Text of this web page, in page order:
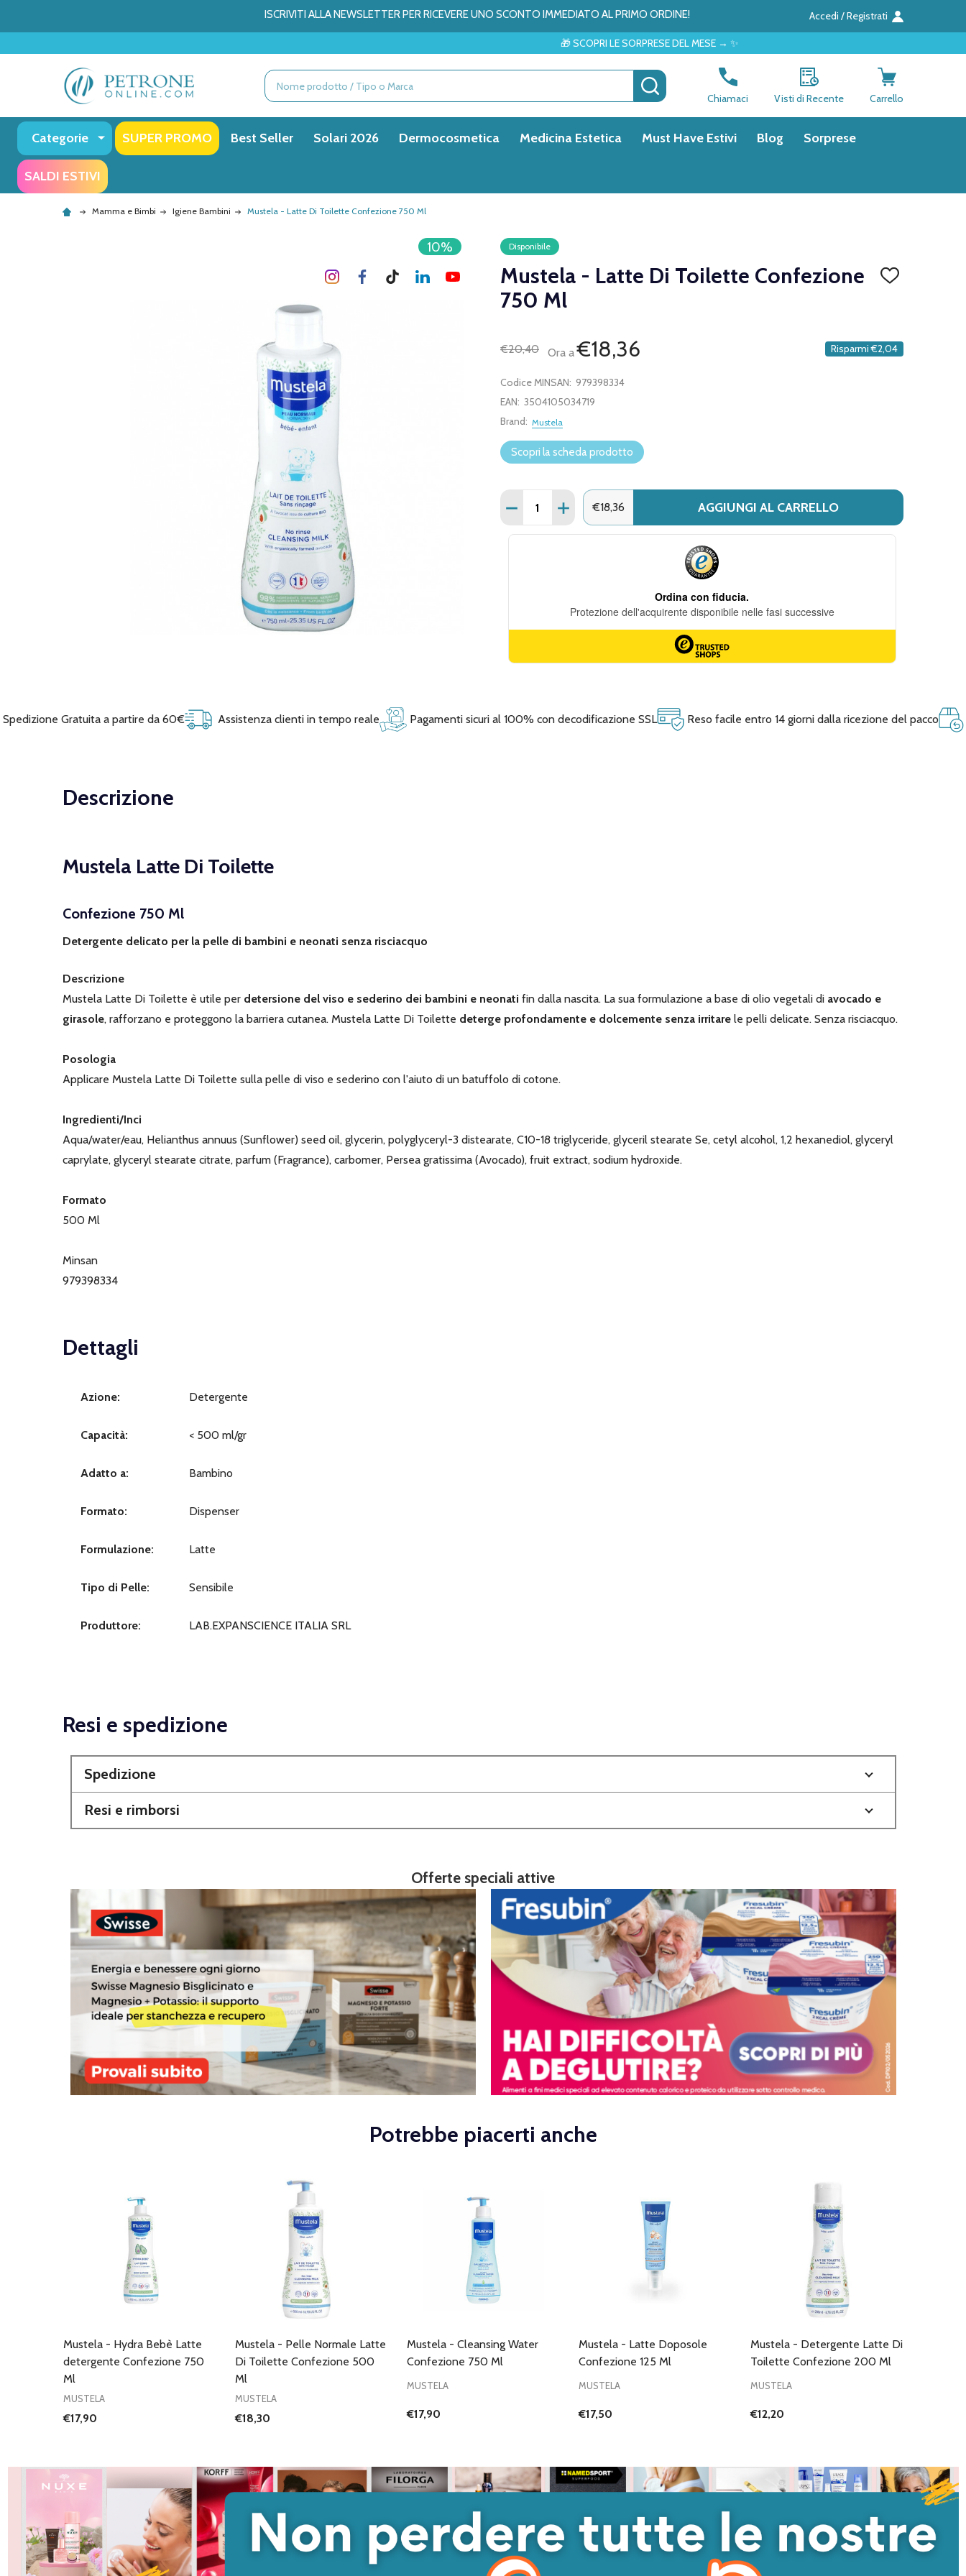
ISCRIVITI ALLA NEWSLETTER PER RICEVERE UNO SCONTO IMMEDIATO AL PRIMO ORDINE! Accedi / Registrati
🎁 SCOPRI LE SORPRESE DEL MESE → ✨
Ricerca CERCA
Chiamaci Visti di Recente Carrello
Categorie SUPER PROMO Best Seller Solari 2026 Dermocosmetica Medicina Estetica Must Have Estivi Blog Sorprese
SALDI ESTIVI
Mamma e Bimbi Igiene Bambini Mustela - Latte Di Toilette Confezione 750 Ml
Disponibile
Mustela - Latte Di Toilette Confezione
750 Ml
AGGIUNGI
€20,40
Ora a€18,36 Risparmi €2,04
10%
Codice MINSAN: 979398334
EAN: 3504105034719
Brand: Mustela
Scopri la scheda prodotto
Quantità:
DIMINUISCI QUANTITÀ DI MUSTELA - LATTE DI TOILETTE CONFEZIONE 750 ML
AUMENTA QUANTITÀ DI MUSTELA - LATTE DI TOILETTE CONFEZIONE 750
€18,36 AGGIUNGI AL CARRELLO
Spedizione Gratuita a partire da 60€ Assistenza clienti in tempo reale Pagamenti sicuri al 100% con decodificazione SSL Reso facile entro 14 giorni dalla ricezione del pacco
Descrizione
Mustela Latte Di Toilette
Confezione 750 Ml
Detergente delicato per la pelle di bambini e neonati senza risciacquo
Descrizione
Mustela Latte Di Toilette è utile per detersione del viso e sederino dei bambini e neonati fin dalla nascita. La sua formulazione a base di olio vegetali di avocado e
girasole, rafforzano e proteggono la barriera cutanea. Mustela Latte Di Toilette deterge profondamente e dolcemente senza irritare le pelli delicate. Senza risciacquo.
Posologia
Applicare Mustela Latte Di Toilette sulla pelle di viso e sederino con l'aiuto di un batuffolo di cotone.
Ingredienti/Inci
Aqua/water/eau, Helianthus annuus (Sunflower) seed oil, glycerin, polyglyceryl-3 distearate, C10-18 triglyceride, glyceril stearate Se, cetyl alcohol, 1,2 hexanediol, glyceryl
caprylate, glyceryl stearate citrate, parfum (Fragrance), carbomer, Persea gratissima (Avocado), fruit extract, sodium hydroxide.
Formato
500 Ml
Minsan
979398334
Dettagli
Azione: Detergente
Capacità: < 500 ml/gr
Adatto a: Bambino
Formato: Dispenser
Formulazione: Latte
Tipo di Pelle: Sensibile
Produttore: LAB.EXPANSCIENCE ITALIA SRL
Resi e spedizione
Spedizione
Resi e rimborsi
Offerte speciali attive
Potrebbe piacerti anche
Mustela - Hydra Bebè Latte
detergente Confezione 750
Ml
MUSTELA
€17,90
Mustela - Pelle Normale Latte
Di Toilette Confezione 500
Ml
MUSTELA
€18,30
Mustela - Cleansing Water
Confezione 750 Ml
MUSTELA
€17,90
Mustela - Latte Doposole
Confezione 125 Ml
MUSTELA
€17,50
Mustela - Detergente Latte Di
Toilette Confezione 200 Ml
MUSTELA
€12,20